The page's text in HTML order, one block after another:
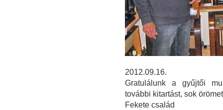
2012.09.16.
Gratulálunk a gyűjtői
további kitartást, sok
Fekete család